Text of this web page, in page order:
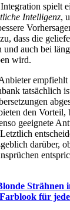
spielt
Intelligenz,
dass die
und auch bei
wird.
tatsächlich
den
geeignete
darüber,
Strähnen
für